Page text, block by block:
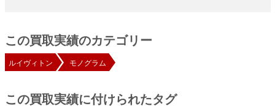
この買取実績のカテゴリー
ルイヴィトン モノグラム
この買取実績に付けられたタグ